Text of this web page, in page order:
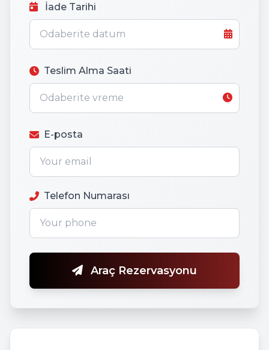
İade Tarihi
Teslim Alma Saati
E-posta
Telefon Numarası
Araç Rezervasyonu